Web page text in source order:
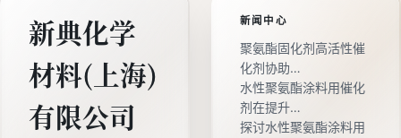
新典化学
材料(上海)
有限公司
新闻中心
聚氨酯固化剂高活性催
化剂协助…
水性聚氨酯涂料用催化
剂在提升…
探讨水性聚氨酯涂料用